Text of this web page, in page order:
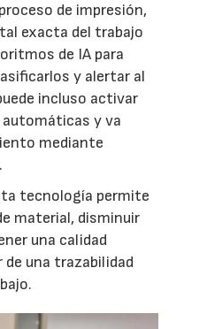
de impresión,
exacta del trabajo
de IA para
y alertar al
incluso activar
y va
mediante
tecnología permite
material, disminuir
una calidad
una trazabilidad